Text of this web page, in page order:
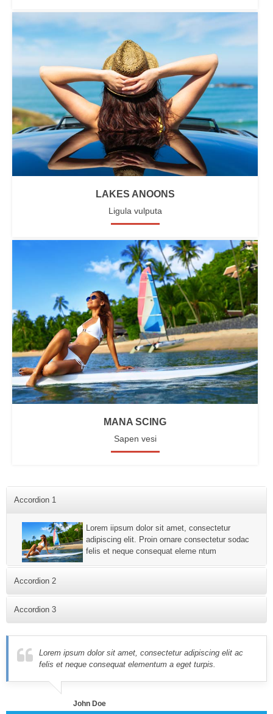
LAKES ANOONS
Ligula vulputa
MANA SCING
Sapen vesi
Accordion 1
Lorem iipsum dolor sit amet, consectetur
adipiscing elit. Proin ornare consectetur sodac
felis et neque consequat eleme ntum
Accordion 2
consectetur adipiscing elit. Proin ornare consectetur consequat
Accordion 3
Proin ornare consectetur sodales. Nulla luctus cursus mauris at
dapibus. Cras ac felis et neque consequat elementum a eget
turpis. Aliquam erat volutpat. Integer feugiat sem eu ligula
vulputate consequat.
Lorem ipsum dolor sit amet, consectetur adipiscing elit ac
felis et neque consequat elementum a eget turpis.
John Doe